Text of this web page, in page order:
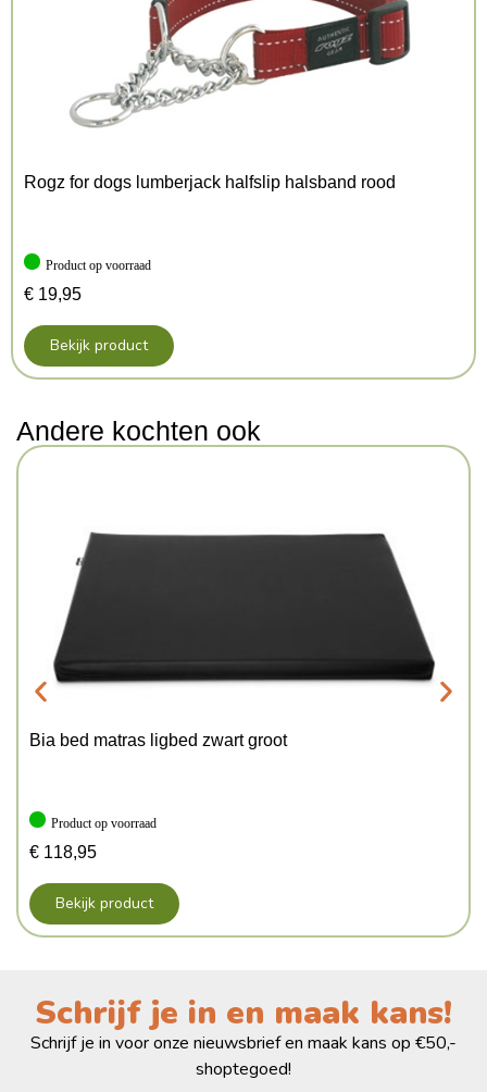
Rogz for dogs lumberjack halfslip halsband rood
Product op voorraad
€ 19,95
Bekijk product
Andere kochten ook
Bia bed matras ligbed zwart groot
Product op voorraad
€ 118,95
Bekijk product
Schrijf je in en maak kans!
Schrijf je in voor onze nieuwsbrief en maak kans op €50,-
shoptegoed!